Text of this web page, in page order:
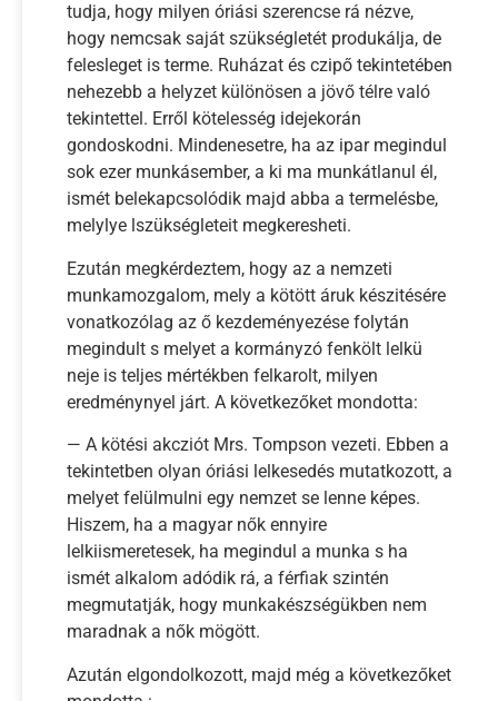
tudja, hogy milyen óriási szerencse rá nézve,
hogy nemcsak saját szükségletét produkálja, de
felesleget is terme. Ruházat és czipő tekintetében
nehezebb a helyzet különösen a jövő télre való
tekintettel. Erről kötelesség idejekorán
gondoskodni. Mindenesetre, ha az ipar megindul
sok ezer munkásember, a ki ma munkátlanul él,
ismét belekapcsolódik majd abba a termelésbe,
melylye lszükségleteit megkeresheti.
Ezután megkérdeztem, hogy az a nemzeti
munkamozgalom, mely a kötött áruk készitésére
vonatkozólag az ő kezdeményezése folytán
megindult s melyet a kormányzó fenkölt lelkü
neje is teljes mértékben felkarolt, milyen
eredménynyel járt. A következőket mondotta:
— A kötési akcziót Mrs. Tompson vezeti. Ebben a
tekintetben olyan óriási lelkesedés mutatkozott, a
melyet felülmulni egy nemzet se lenne képes.
Hiszem, ha a magyar nők ennyire
lelkiismeretesek, ha megindul a munka s ha
ismét alkalom adódik rá, a férfiak szintén
megmutatják, hogy munkakészségükben nem
maradnak a nők mögött.
Azután elgondolkozott, majd még a következőket